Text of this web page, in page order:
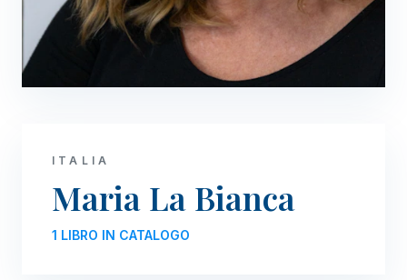
ITALIA
Maria La Bianca
1 LIBRO IN CATALOGO